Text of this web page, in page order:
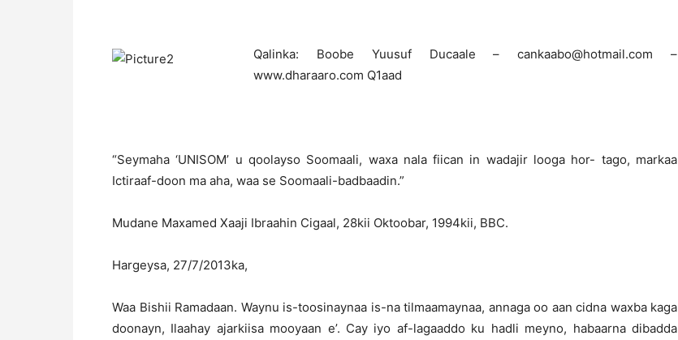
Qalinka: Boobe Yuusuf Ducaale – cankaabo@hotmail.com –
www.dharaaro.com Q1aad
“Seymaha ‘UNISOM’ u qoolayso Soomaali, waxa nala fiican in wadajir looga hor- tago, markaa
Ictiraaf-doon ma aha, waa se Soomaali-badbaadin.”
Mudane Maxamed Xaaji Ibraahin Cigaal, 28kii Oktoobar, 1994kii, BBC.
Hargeysa, 27/7/2013ka,
Waa Bishii Ramadaan. Waynu is-toosinaynaa is-na tilmaamaynaa, annaga oo aan cidna waxba kaga
doonayn, Ilaahay ajarkiisa mooyaan e’. Cay iyo af-lagaaddo ku hadli meyno, habaarna dibadda